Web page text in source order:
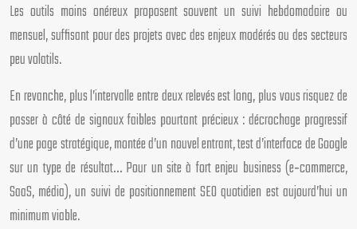
Les outils moins onéreux proposent souvent un suivi hebdomadaire ou
mensuel, suffisant pour des projets avec des enjeux modérés ou des secteurs
peu volatils.
En revanche, plus l’intervalle entre deux relevés est long, plus vous risquez de
passer à côté de signaux faibles pourtant précieux : décrochage progressif
d’une page stratégique, montée d’un nouvel entrant, test d’interface de Google
sur un type de résultat… Pour un site à fort enjeu business (e‑commerce,
SaaS, média), un suivi de positionnement SEO quotidien est aujourd’hui un
minimum viable.